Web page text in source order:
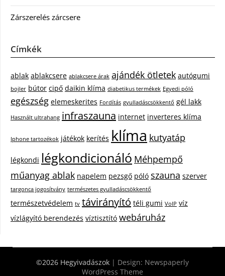
Zárszerelés zárcsere
Címkék
ablak ablakcsere ablakcsere árak ajándék ötletek autógumi
bojler bútor cipő daikin klíma diabetikus termékek Egyedi póló
egészség elemeskerites Fordítás gyulladáscsökkentő gél lakk
Használt ultrahang infraszauna internet inverteres klíma
Iphone tartozékok játékok kerítés klíma kutyatáp
légkondi légkondicionáló Méhpempő
műanyag ablak napelem pezsgő póló szauna szerver
targonca jogosítvány természetes gyulladáscsökkentő
természetvédelem tv távirányító téli gumi VoIP víz
vízlágyító berendezés víztisztító webáruház
©2026 Hegyivadászok | Design: Newspaperly
WordPress Theme